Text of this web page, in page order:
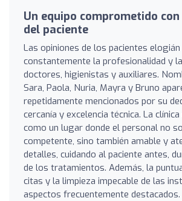
Un equipo comprometido
del paciente
Las opiniones de los pacientes elogián
constantemente la profesionalidad y
doctores, higienistas y auxiliares.
Sara, Paola, Nuria, Mayra y Bruno
repetidamente mencionados por su
cercanía y excelencia técnica. La
como un lugar donde el personal no
competente, sino también amable y
detalles, cuidando al paciente antes,
de los tratamientos. Además, la
citas y la limpieza impecable de las
aspectos frecuentemente destacados.